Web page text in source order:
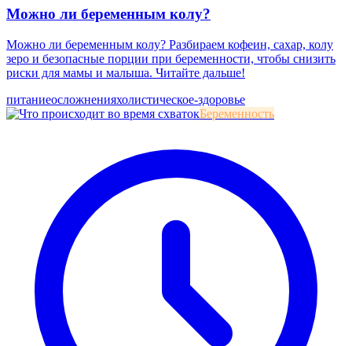
Можно ли беременным колу?
Можно ли беременным колу? Разбираем кофеин, сахар, колу
зеро и безопасные порции при беременности, чтобы снизить
риски для мамы и малыша. Читайте дальше!
питаниеосложненияхолистическое-здоровье
Беременность